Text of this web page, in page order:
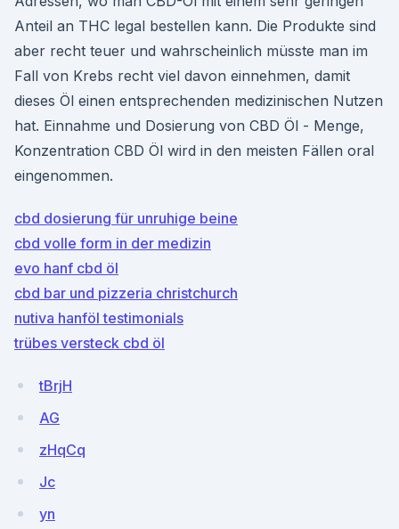
Anteil an THC legal bestellen kann. Die Produkte sind
aber recht teuer und wahrscheinlich müsste man im
Fall von Krebs recht viel davon einnehmen, damit
dieses Öl einen entsprechenden medizinischen Nutzen
hat. Einnahme und Dosierung von CBD Öl - Menge,
Konzentration CBD Öl wird in den meisten Fällen oral
eingenommen.
cbd dosierung für unruhige beine
cbd volle form in der medizin
evo hanf cbd öl
cbd bar und pizzeria christchurch
nutiva hanföl testimonials
trübes versteck cbd öl
tBrjH
AG
zHqCq
Jc
yn